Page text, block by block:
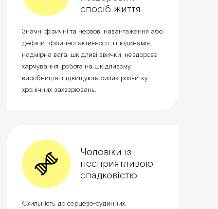
спосіб життя
Значні фізичні та нервові навантаження або
дефіцит фізичної активності, гіподинамія,
надмірна вага, шкідливі звички, нездорове
харчування, робота на шкідливому
виробництві підвищують ризик розвитку
хронічних захворювань.
Чоловіки із
несприятливою
спадковістю
Схильність до серцево-судинних,